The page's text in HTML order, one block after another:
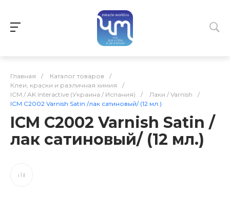
Главная / Каталог товаров
/
Клеи, краски и различная химия
/
ICM / AK Interactive (Украина / Испания)
/ Лаки / Varnish
/
ICM C2002 Varnish Satin /лак сатиновый/ (12 мл.)
ICM C2002 Varnish Satin /
лак сатиновый/ (12 мл.)